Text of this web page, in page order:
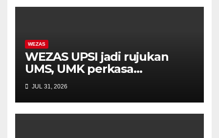
WEZAS
WEZAS UPSI jadi rujukan
UMS, UMK perkasa
pengurusan wakaf dan
filantropi universiti
JUL 31, 2026